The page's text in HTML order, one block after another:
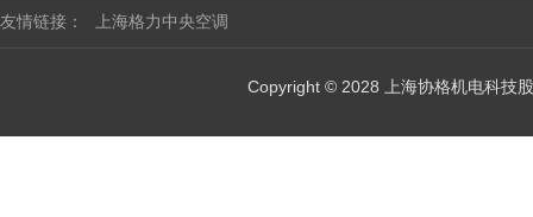
友情链接： 上海格力中央空调
Copyright © 2028 上海协格机电科技